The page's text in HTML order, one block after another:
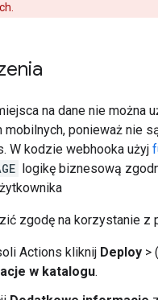
na dane nie można
mobilnych, ponieważ nie
W kodzie webhooka użyj
logikę biznesową
zgodę na korzystanie z
Actions kliknij Deploy >
w katalogu.